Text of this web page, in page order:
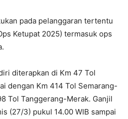
pada pelanggaran tertentu
Ketupat 2025) termasuk ops
diterapkan di Km 47 Tol
dengan Km 414 Tol Semarang-
Tol Tanggerang-Merak. Ganjil
(27/3) pukul 14.00 WIB sampai